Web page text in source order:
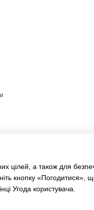
цілей, а також для
кнопку «Погодитися»,
Угода користувача